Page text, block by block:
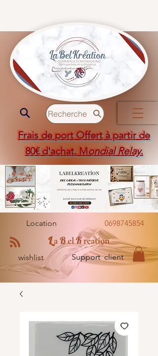
Recherche
Frais de port Offert à partir de
80€ d'achat. Mondial Relay.
Location 0698745854
LaBelKreation
wishlist Support client